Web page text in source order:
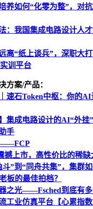
养如何“化零为整”，对
：我国集成电路设计人
离“纸上谈兵”，深职大
训平台
方案/产品：
速石Token中枢：你的
集成电路设计的AI“外挂
手
——FCP
撼上市，高性价比的稀缺
斗”到“同舟共集”，集群
板的最佳拍档？
之光——Fsched到底有多
工业仿真平台【心累指